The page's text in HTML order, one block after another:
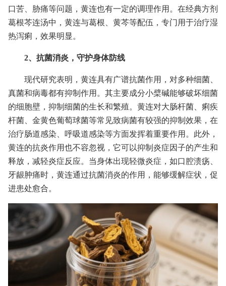
口苦、胁痛等问题，黄连也有一定的调理作用。在经典方剂
葛根芩连汤中，黄连与葛根、黄芩等配伍，专门用于治疗湿
热泻痢，效果明显。
2、抗菌消炎，守护身体防线
现代研究表明，黄连具有广谱抗菌作用，对多种细菌、
真菌和病毒都有抑制作用。其主要成分小檗碱能够破坏细菌
的细胞壁，抑制细菌的生长和繁殖。黄连对大肠杆菌、痢疾
杆菌、金黄色葡萄球菌等常见致病菌有较强的抑制效果，在
治疗肠道感染、呼吸道感染等方面发挥着重要作用。此外，
黄连的抗炎作用也不容忽视，它可以抑制炎症因子的产生和
释放，减轻炎症反应。当身体出现轻微炎症，如口腔溃疡、
牙龈肿痛时，黄连通过抗菌消炎的作用，能够缓解症状，促
进患处愈合。